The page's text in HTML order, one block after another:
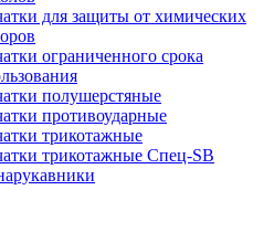
для защиты от химических
ограниченного срока
полушерстяные
противоударные
трикотажные
трикотажные Спец-SB